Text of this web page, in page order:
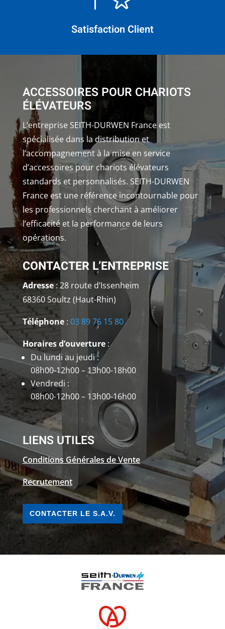
Satisfaction Client
ACCESSOIRES POUR CHARIOTS
ÉLÉVATEURS
L’entreprise SEITH-DURWEN France est
spécialisée dans la distribution et
l’accompagnement à la mise en service
d’accessoires pour chariots élévateurs
standards et personnalisés. SEITH-DURWEN
France est une référence incontournable pour
les professionnels cherchant à améliorer
l’efficacité et la performance de leurs
opérations.
CONTACTER L’ENTREPRISE
Adresse: 28 route d’Issenheim
68360 Soultz (Haut-Rhin)
Téléphone: 03 89 76 15 80
Horaires d’ouverture:
Du lundi au jeudi :
08h00-12h00 – 13h00-18h00
Vendredi :
08h00-12h00 – 13h00-16h00
LIENS UTILES
Conditions Générales de Vente
Recrutement
CONTACTER LE S.A.V.